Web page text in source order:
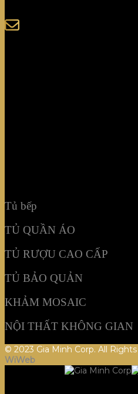
Tủ bếp
TỦ QUẦN ÁO
TỦ RƯỢU CAO CẤP
TỦ BẢO QUẢN
KHẢM MOSAIC
NỘI THẤT KHÔNG GIAN
© 2023 Gia Minh Corp. All
WiWeb